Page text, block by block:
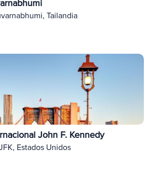
Tailandia
John F. Kennedy
Estados Unidos